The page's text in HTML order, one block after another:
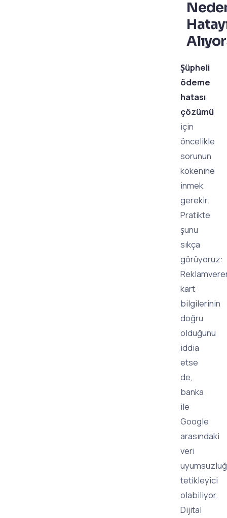
Şüpheli
ödeme
hatası
çözümü
için
öncelikle
sorunun
kökenine
inmek
gerekir.
Pratikte
şunu
sıkça
görüyoruz:
kart
bilgilerinin
doğru
olduğunu
iddia
etse
de,
banka
ile
Google
arasındaki
veri
tetikleyici
olabiliyor.
Dijital